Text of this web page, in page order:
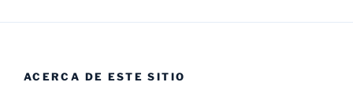
ACERCA DE ESTE SITIO